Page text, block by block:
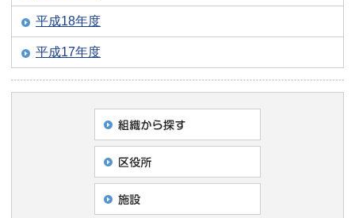
平成18年度
平成17年度